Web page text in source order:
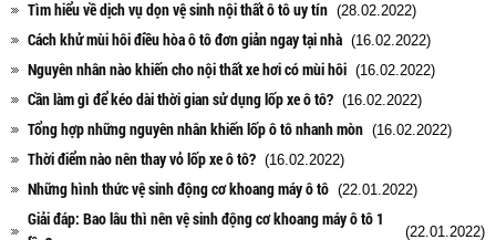
Tìm hiểu về dịch vụ dọn vệ sinh nội thất ô tô uy tín (28.02.2022)
Cách khử mùi hôi điều hòa ô tô đơn giản ngay tại nhà (16.02.2022)
Nguyên nhân nào khiến cho nội thất xe hơi có mùi hôi (16.02.2022)
Cần làm gì để kéo dài thời gian sử dụng lốp xe ô tô? (16.02.2022)
Tổng hợp những nguyên nhân khiến lốp ô tô nhanh mòn (16.02.2022)
Thời điểm nào nên thay vỏ lốp xe ô tô? (16.02.2022)
Những hình thức vệ sinh động cơ khoang máy ô tô (22.01.2022)
Giải đáp: Bao lâu thì nên vệ sinh động cơ khoang máy ô tô 1
(22.01.2022)